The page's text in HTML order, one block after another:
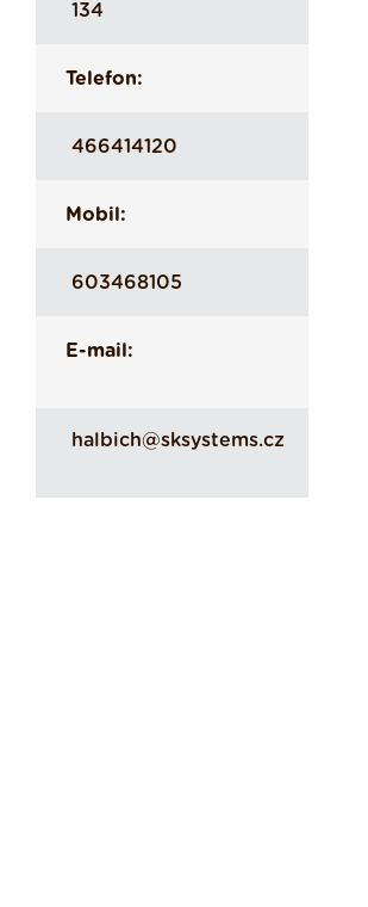
134
Telefon:
466414120
Mobil:
603468105
E-mail:
halbich@sksystems.cz